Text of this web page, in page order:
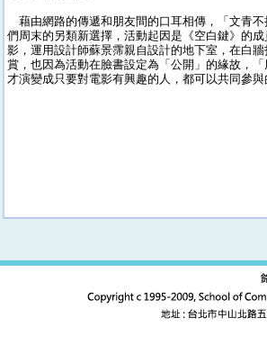
藉由網路的傳遞和朋友間的口耳相傳，「文青
們周末的另類新選擇，活動起因是《空白鍵》的
影，運用設計師蘇景霈親自設計的地下室，在白
賞，也因為活動在臉書設定為「公開」的緣故，
才演變成只要對電影有興趣的人，都可以共同參